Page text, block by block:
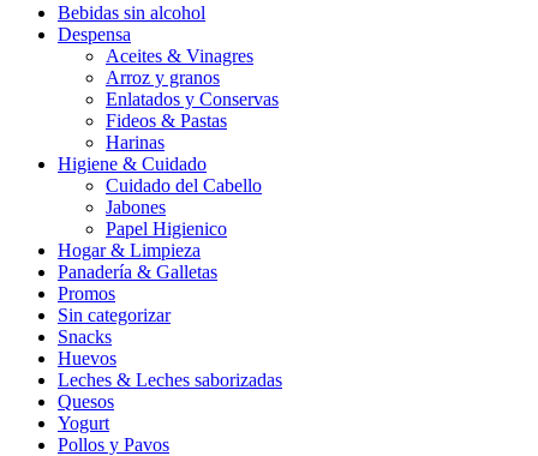
Bebidas sin alcohol
Despensa
Aceites & Vinagres
Arroz y granos
Enlatados y Conservas
Fideos & Pastas
Harinas
Higiene & Cuidado
Cuidado del Cabello
Jabones
Papel Higienico
Hogar & Limpieza
Panadería & Galletas
Promos
Sin categorizar
Snacks
Huevos
Leches & Leches saborizadas
Quesos
Yogurt
Pollos y Pavos